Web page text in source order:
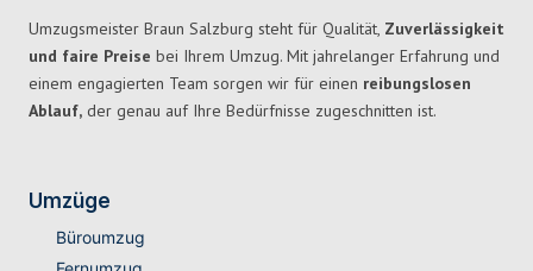
Umzugsmeister Braun Salzburg steht für Qualität, Zuverlässigkeit
und faire Preise bei Ihrem Umzug. Mit jahrelanger Erfahrung und
einem engagierten Team sorgen wir für einen reibungslosen
Ablauf, der genau auf Ihre Bedürfnisse zugeschnitten ist.
Umzüge
Büroumzug